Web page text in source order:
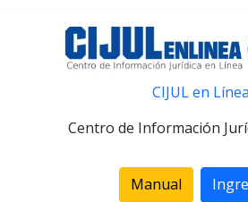
CIJUL en Línea
Centro de Información
Manual